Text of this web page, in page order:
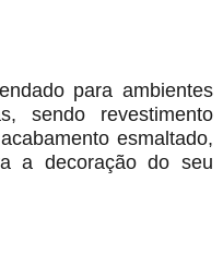
para ambientes
sendo revestimento
esmaltado,
a decoração do seu